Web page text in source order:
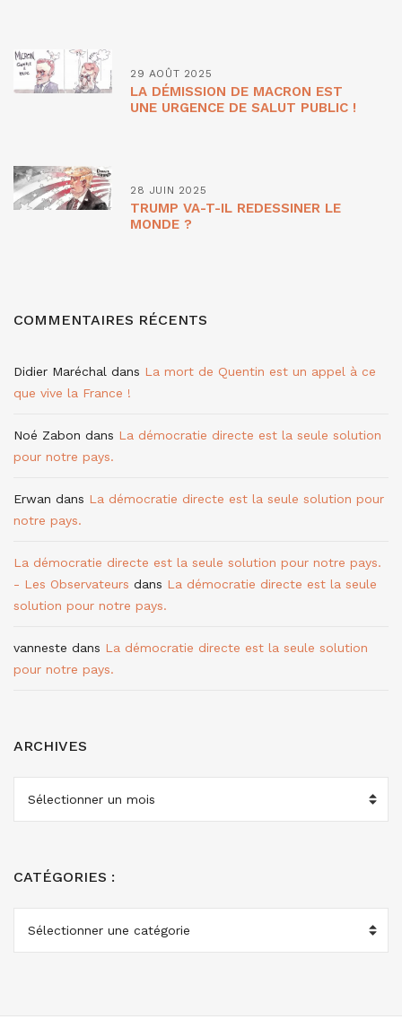
29 AOÛT 2025
LA DÉMISSION DE MACRON EST
UNE URGENCE DE SALUT PUBLIC !
28 JUIN 2025
TRUMP VA-T-IL REDESSINER LE
MONDE ?
COMMENTAIRES RÉCENTS
Didier Maréchal dans La mort de Quentin est un appel à ce
que vive la France !
Noé Zabon dans La démocratie directe est la seule solution
pour notre pays.
Erwan dans La démocratie directe est la seule solution pour
notre pays.
La démocratie directe est la seule solution pour notre pays.
- Les Observateurs dans La démocratie directe est la seule
solution pour notre pays.
vanneste dans La démocratie directe est la seule solution
pour notre pays.
ARCHIVES
ARCHIVES
CATÉGORIES :
CATÉGORIES